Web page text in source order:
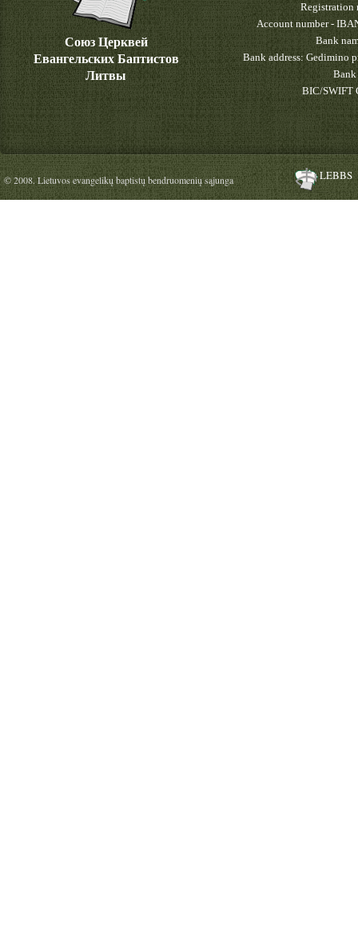
Союз Церквей
Евангельских Баптистов
Литвы
Registration
Account number -
Bank
Bank address: Gedimino
Bank
BIC/SWIFT
© 2008. Lietuvos evangelikų baptistų bendruomenių sąjunga LEBBS